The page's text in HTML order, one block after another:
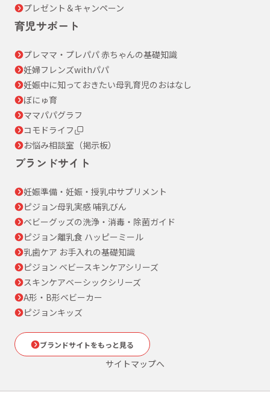
プレゼント＆キャンペーン
育児サポート
プレママ・プレパパ 赤ちゃんの基礎知識
妊婦フレンズwithパパ
妊娠中に知っておきたい母乳育児のおはなし
ぼにゅ育
ママパパグラフ
コモドライフ
お悩み相談室（掲示板）
ブランドサイト
妊娠準備・妊娠・授乳中サプリメント
ピジョン母乳実感 哺乳びん
ベビーグッズの洗浄・消毒・除菌ガイド
ピジョン離乳食 ハッピーミール
乳歯ケア お手入れの基礎知識
ピジョン ベビースキンケアシリーズ
スキンケアベーシックシリーズ
A形・B形ベビーカー
ピジョンキッズ
ブランドサイトをもっと見る
サイトマップへ